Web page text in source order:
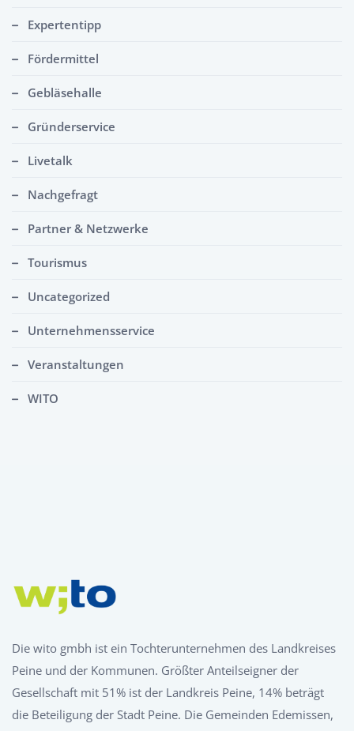
Expertentipp
Fördermittel
Gebläsehalle
Gründerservice
Livetalk
Nachgefragt
Partner & Netzwerke
Tourismus
Uncategorized
Unternehmensservice
Veranstaltungen
WITO
Die wito gmbh ist ein Tochterunternehmen des Landkreises
Peine und der Kommunen. Größter Anteilseigner der
Gesellschaft mit 51% ist der Landkreis Peine, 14% beträgt
die Beteiligung der Stadt Peine. Die Gemeinden Edemissen,